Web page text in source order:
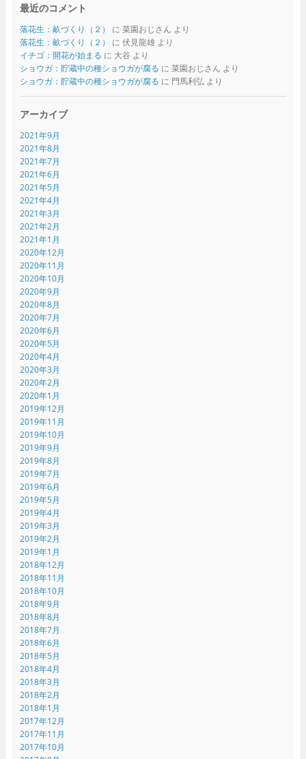
最近のコメント
落花生：畝づくり（２） に 菜園おじさん より
落花生：畝づくり（２）
に 伏見龍雄より
イチゴ：開花が始まる に 大谷 より
ショウガ：貯蔵中の種ショウガが腐る に 菜園おじさん より
ショウガ：貯蔵中の種ショウガが腐る に 門馬利弘 より
アーカイブ
2021年9月
2021年8月
2021年7月
2021年6月
2021年5月
2021年4月
2021年3月
2021年2月
2021年1月
2020年12月
2020年11月
2020年10月
2020年9月
2020年8月
2020年7月
2020年6月
2020年5月
2020年4月
2020年3月
2020年2月
2020年1月
2019年12月
2019年11月
2019年10月
2019年9月
2019年8月
2019年7月
2019年6月
2019年5月
2019年4月
2019年3月
2019年2月
2019年1月
2018年12月
2018年11月
2018年10月
2018年9月
2018年8月
2018年7月
2018年6月
2018年5月
2018年4月
2018年3月
2018年2月
2018年1月
2017年12月
2017年11月
2017年10月